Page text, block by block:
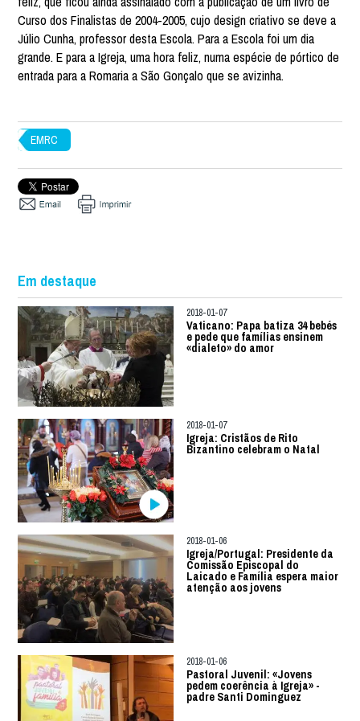
Curso dos Finalistas de 2004-2005, cujo design criativo se deve a
Júlio Cunha, professor desta Escola. Para a Escola foi um dia
grande. E para a Igreja, uma hora feliz, numa espécie de pórtico de
entrada para a Romaria a São Gonçalo que se avizinha.
EMRC
Em destaque
2018-01-07
Vaticano: Papa batiza 34 bebés
e pede que famílias ensinem
«dialeto» do amor
2018-01-07
Igreja: Cristãos de Rito
Bizantino celebram o Natal
2018-01-06
Igreja/Portugal: Presidente da
Comissão Episcopal do
Laicado e Família espera maior
atenção aos jovens
2018-01-06
Pastoral Juvenil: «Jovens
pedem coerência à Igreja» -
padre Santi Dominguez